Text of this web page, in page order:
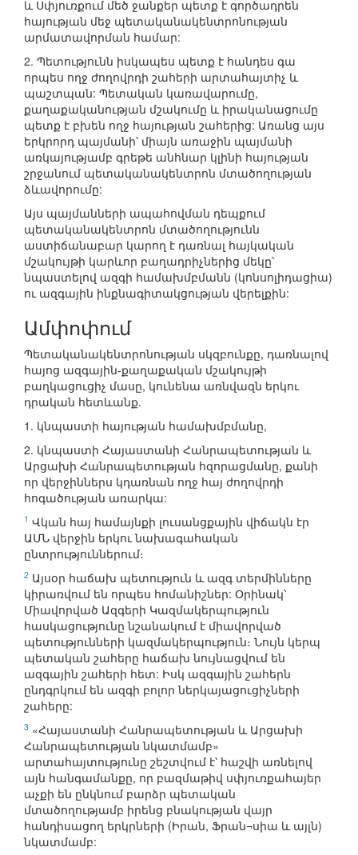
և Սփյուռքում մեծ ջանքեր պետք է գործադրեն
հայության մեջ պետականակենտրոնության
արմատավորման համար:
2. Պետությունն իսկապես պետք է հանդես գա
որպես ողջ ժողովրդի շահերի արտահայտիչ և
պաշտպան: Պետական կառավարումը,
քաղաքականության մշակումը և իրականացումը
պետք է բխեն ողջ հայության շահերից: Առանց այս
երկրորդ պայմանի՝ միայն առաջին պայմանի
առկայությամբ գրեթե անհնար կլինի հայության
շրջանում պետականակենտրոն մտածողության
ձևավորումը:
Այս պայմանների ապահովման դեպքում
պետականակենտրոն մտածողությունն
աստիճանաբար կարող է դառնալ հայկական
մշակույթի կարևոր բաղադրիչներից մեկը՝
նպաստելով ազգի համախմբմանն (կոնսոլիդացիա)
ու ազգային ինքնագիտակցության վերելքին:
Ամփոփում
Պետականակենտրոնության սկզբունքը, դառնալով
հայոց ազգային-քաղաքական մշակույթի
բաղկացուցիչ մասը, կունենա առնվազն երկու
դրական հետևանք.
1. կնպաստի հայության համախմբմանը,
2. կնպաստի Հայաստանի Հանրապետության և
Արցախի Հանրապետության հզորացմանը, քանի
որ վերջիններս կդառնան ողջ հայ ժողովրդի
հոգածության առարկա:
1 Վկան հայ համայնքի լուսանցքային վիճակն էր
ԱՄՆ վերջին երկու նախագահական
ընտրություններում։
2 Այսօր հաճախ պետություն և ազգ տերմինները
կիրառվում են որպես հոմանիշներ: Օրինակ՝
Միավորված Ազգերի Կազմակերպություն
հասկացությունը նշանակում է միավորված
պետությունների կազմակերպություն։ Նույն կերպ
պետական շահերը հաճախ նույնացվում են
ազգային շահերի հետ: Իսկ ազգային շահերն
ընդգրկում են ազգի բոլոր ներկայացուցիչների
շահերը:
3 «Հայաստանի Հանրապետության և Արցախի
Հանրապետության նկատմամբ»
արտահայտությունը շեշտվում է՝ հաշվի առնելով
այն հանգամանքը, որ բազմաթիվ սփյուռքահայեր
աչքի են ընկնում բարձր պետական
մտածողությամբ իրենց բնակության վայր
հանդիսացող երկրների (Իրան, Ֆրան¬սիա և այլն)
նկատմամբ: